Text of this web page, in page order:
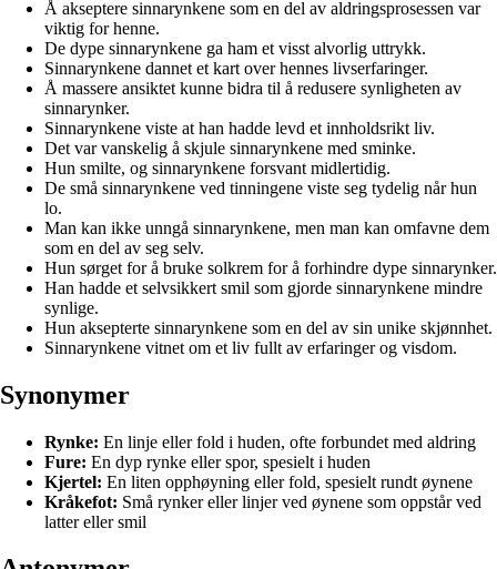
Å akseptere sinnarynkene som en del av aldringsprosessen var
viktig for henne.
De dype sinnarynkene ga ham et visst alvorlig uttrykk.
Sinnarynkene dannet et kart over hennes livserfaringer.
Å massere ansiktet kunne bidra til å redusere synligheten av
sinnarynker.
Sinnarynkene viste at han hadde levd et innholdsrikt liv.
Det var vanskelig å skjule sinnarynkene med sminke.
Hun smilte, og sinnarynkene forsvant midlertidig.
De små sinnarynkene ved tinningene viste seg tydelig når hun
lo.
Man kan ikke unngå sinnarynkene, men man kan omfavne dem
som en del av seg selv.
Hun sørget for å bruke solkrem for å forhindre dype sinnarynker.
Han hadde et selvsikkert smil som gjorde sinnarynkene mindre
synlige.
Hun aksepterte sinnarynkene som en del av sin unike skjønnhet.
Sinnarynkene vitnet om et liv fullt av erfaringer og visdom.
Synonymer
Rynke: En linje eller fold i huden, ofte forbundet med aldring
Fure: En dyp rynke eller spor, spesielt i huden
Kjertel: En liten opphøyning eller fold, spesielt rundt øynene
Kråkefot: Små rynker eller linjer ved øynene som oppstår ved
latter eller smil